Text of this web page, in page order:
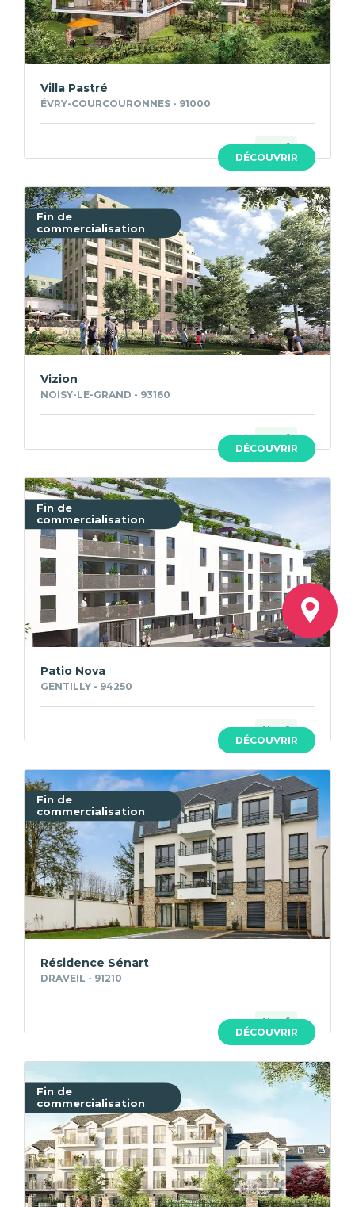
DÉCOUVRIR
Villa Pastré
ÉVRY-COURCOURONNES - 91000
Neuf
Fin de
commercialisation
DÉCOUVRIR
Vizion
NOISY-LE-GRAND - 93160
Neuf
Fin de
commercialisation
DÉCOUVRIR
Patio Nova
GENTILLY - 94250
Neuf
Fin de
commercialisation
DÉCOUVRIR
Résidence Sénart
DRAVEIL - 91210
Neuf
Fin de
commercialisation